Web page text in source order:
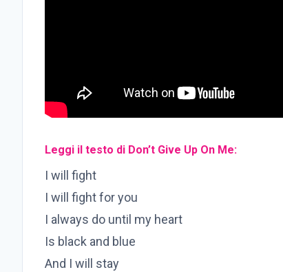
Leggi il testo di Don’t Give Up On Me:
I will fight
I will fight for you
I always do until my heart
Is black and blue
And I will stay